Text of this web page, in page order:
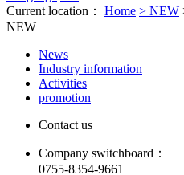
Current location：
Home > NEW
NEW
News
Industry information
Activities
promotion
Contact us
Company switchboard：
0755-8354-9661